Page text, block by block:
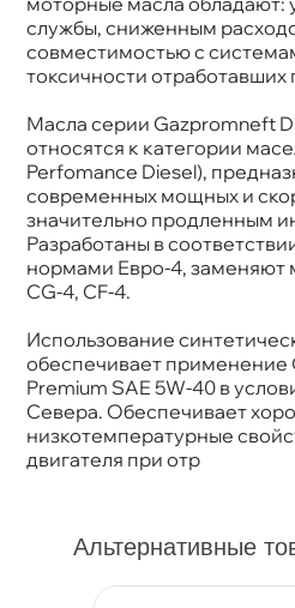
службы, сниженным
совместимостью с
токсичности отработавших
Масла серии Gazpromneft
относятся к категории
Perfomance Diesel),
современных мощных и
значительно продленным
Разработаны в
нормами Евро-4, заменяют
CG-4, CF-4.
Использование
обеспечивает применение
Premium SAE 5W-40 в
Севера. Обеспечивает
низкотемпературные
двигателя при отр
Альтернативные